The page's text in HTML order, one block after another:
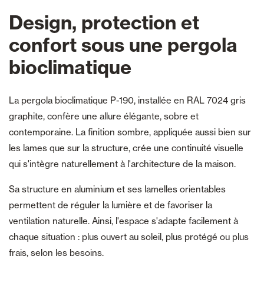
Design, protection et
confort sous une pergola
bioclimatique
La pergola bioclimatique P-190, installée en RAL 7024 gris
graphite, confère une allure élégante, sobre et
contemporaine. La finition sombre, appliquée aussi bien sur
les lames que sur la structure, crée une continuité visuelle
qui s'intègre naturellement à l'architecture de la maison.
Sa structure en aluminium et ses lamelles orientables
permettent de réguler la lumière et de favoriser la
ventilation naturelle. Ainsi, l'espace s'adapte facilement à
chaque situation : plus ouvert au soleil, plus protégé ou plus
frais, selon les besoins.